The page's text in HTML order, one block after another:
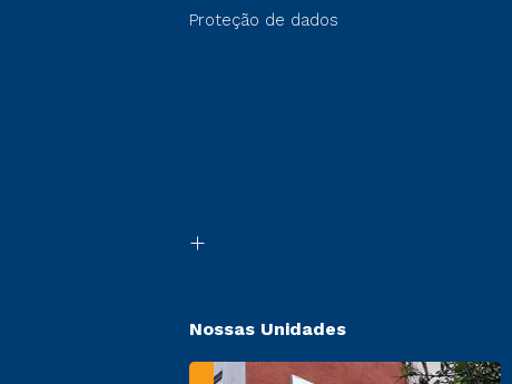
Proteção de dados
Nossas Unidades